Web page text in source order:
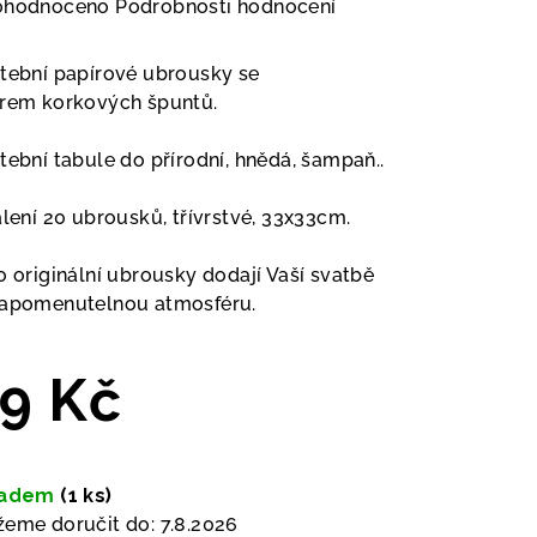
Podrobnosti hodnocení
papírové ubrousky se
korkových špuntů.
tabule do přírodní, hnědá, šampaň..
20 ubrousků, třívrstvé, 33x33cm.
originální ubrousky dodají Vaší svatbě
atmosféru.
Kč
(1 ks)
doručit do: 7.8.2026